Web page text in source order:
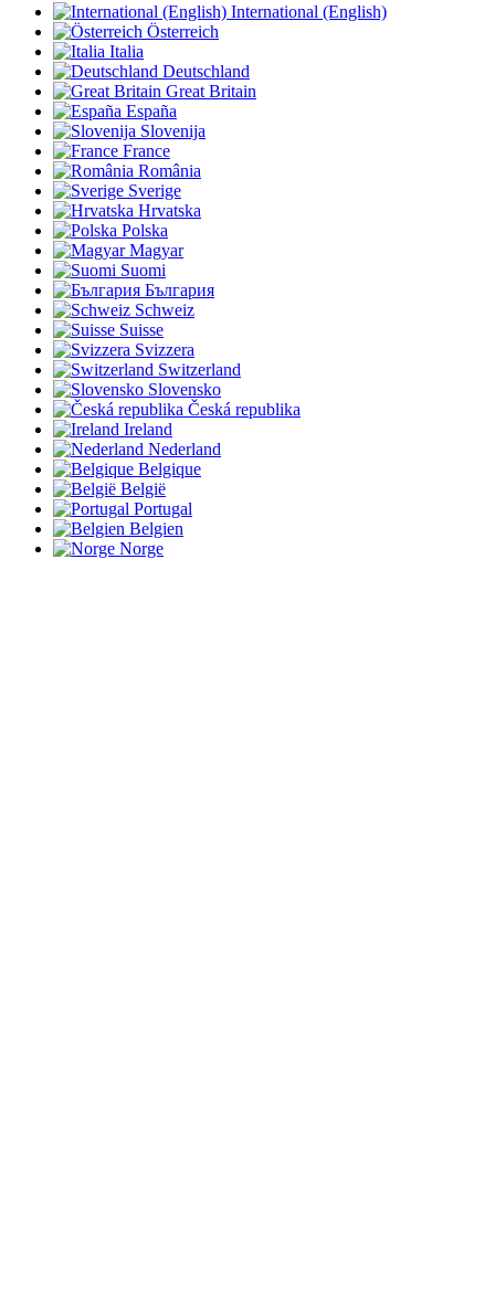
International (English)
Österreich
Italia
Deutschland
Great Britain
España
Slovenija
France
România
Sverige
Hrvatska
Polska
Magyar
Suomi
България
Schweiz
Suisse
Svizzera
Switzerland
Slovensko
Česká republika
Ireland
Nederland
Belgique
België
Portugal
Belgien
Norge